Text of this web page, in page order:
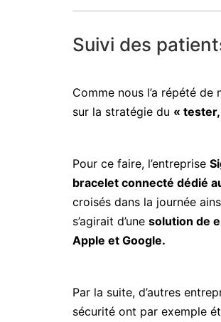
Suivi des
Comme nous l’a répété
sur la stratégie du «
Pour ce faire, l’entreprise
bracelet connecté dédié
croisés dans la journée
s’agirait d’une solution de
Apple et Google.
Par la suite, d’autres
sécurité ont par exemple